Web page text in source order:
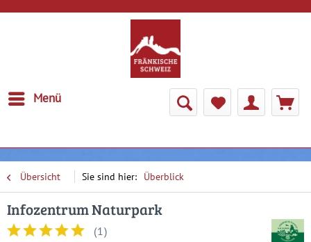
Menü
Übersicht Überblick
Infozentrum Naturpark
(1)